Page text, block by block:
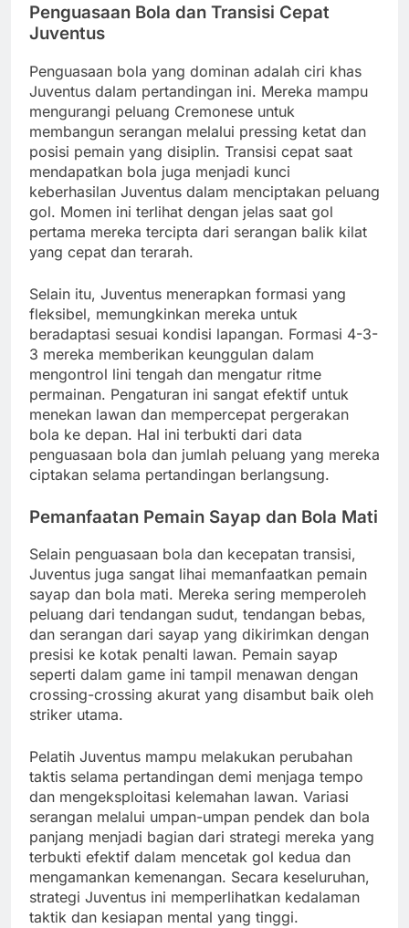
Penguasaan Bola dan Transisi Cepat
Juventus
Penguasaan bola yang dominan adalah ciri khas
Juventus dalam pertandingan ini. Mereka mampu
mengurangi peluang Cremonese untuk
membangun serangan melalui pressing ketat dan
posisi pemain yang disiplin. Transisi cepat saat
mendapatkan bola juga menjadi kunci
keberhasilan Juventus dalam menciptakan peluang
gol. Momen ini terlihat dengan jelas saat gol
pertama mereka tercipta dari serangan balik kilat
yang cepat dan terarah.
Selain itu, Juventus menerapkan formasi yang
fleksibel, memungkinkan mereka untuk
beradaptasi sesuai kondisi lapangan. Formasi 4-3-
3 mereka memberikan keunggulan dalam
mengontrol lini tengah dan mengatur ritme
permainan. Pengaturan ini sangat efektif untuk
menekan lawan dan mempercepat pergerakan
bola ke depan. Hal ini terbukti dari data
penguasaan bola dan jumlah peluang yang mereka
ciptakan selama pertandingan berlangsung.
Pemanfaatan Pemain Sayap dan Bola Mati
Selain penguasaan bola dan kecepatan transisi,
Juventus juga sangat lihai memanfaatkan pemain
sayap dan bola mati. Mereka sering memperoleh
peluang dari tendangan sudut, tendangan bebas,
dan serangan dari sayap yang dikirimkan dengan
presisi ke kotak penalti lawan. Pemain sayap
seperti dalam game ini tampil menawan dengan
crossing-crossing akurat yang disambut baik oleh
striker utama.
Pelatih Juventus mampu melakukan perubahan
taktis selama pertandingan demi menjaga tempo
dan mengeksploitasi kelemahan lawan. Variasi
serangan melalui umpan-umpan pendek dan bola
panjang menjadi bagian dari strategi mereka yang
terbukti efektif dalam mencetak gol kedua dan
mengamankan kemenangan. Secara keseluruhan,
strategi Juventus ini memperlihatkan kedalaman
taktik dan kesiapan mental yang tinggi.